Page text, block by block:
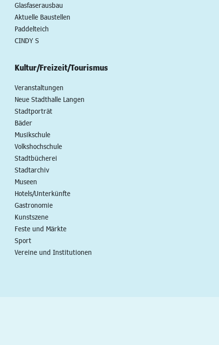
Glasfaserausbau
Aktuelle Baustellen
Paddelteich
CINDY S
Kultur/Freizeit/Tourismus
Veranstaltungen
Neue Stadthalle Langen
Stadtporträt
Bäder
Musikschule
Volkshochschule
Stadtbücherei
Stadtarchiv
Museen
Hotels/Unterkünfte
Gastronomie
Kunstszene
Feste und Märkte
Sport
Vereine und Institutionen